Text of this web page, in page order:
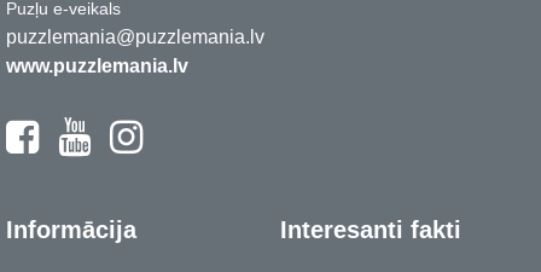
Puzļu e-veikals
puzzlemania@puzzlemania.lv
www.puzzlemania.lv
Informācija Interesanti fakti